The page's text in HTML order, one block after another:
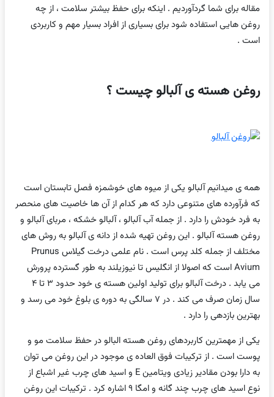
مقاله برای شما گردآوردیم . اینکه برای حفظ بیشتر سلامت ، از چه
روغن هایی استفاده شود برای بسیاری از افراد بسیار مهم و کاربردی
است .
روغن هسته ی آلبالو چیست ؟
همه ی میدانیم آلبالو یکی از میوه های خوشمزه فصل تابستان است
که فرآورده های متنوعی دارد که هر کدام از آن ها خاصیت های منحصر
به فرد خودش را دارد . از جمله آب آلبالو ، آلبالو خشکه ، مربای آلبالو و
روغن هسته آلبالو . این روغن تهیه شده از دانه ی آلبالو به روش های
مختلف از جمله کلد پرس است . نام علمی درخت گیلاس Prunus
Avium است که اصولا از انگلیس تا نیوزیلند به طور گسترده پرورش
می یابد . درخت آلبالو برای تولید اولین هسته ی خود حدود ۳ تا ۴
سال زمان صرف می کند . در ۷ سالگی به دوره ی بلوغ خود می رسد و
بهترین بازدهی را دارد .
یکی از مهمترین کاربردهای روغن هسته البالو در حفظ سلامت مو و
پوست است . از ترکیبات فوق العاده ی موجود در این روغن می توان
به دارا بودن مقادیر زیادی ویتامین E و اسید های چرب غیر اشباع از
نوع اسید های چرب چند گانه و امگا ۹ اشاره کرد . ترکیبات این روغن